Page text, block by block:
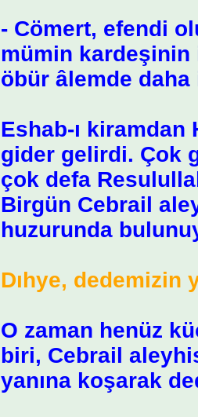
- Cömert, efendi
mümin
öbür âlemde
Eshab-ı kiramdan
gider gelirdi. Çok
çok defa
Birgün Cebrail
huzurunda
Dıhye, dedemizin
O zaman henüz
biri, Cebrail
yanına koşarak